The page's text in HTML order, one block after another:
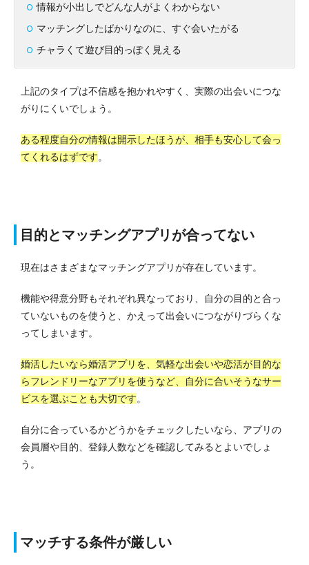
情報が小出しでどんな人がよくわからない
マッチングしたばかりなのに、すぐ会いたがる
チャラくて遊び目的っぽく見える
上記のタイプは不信感を抱かれやすく、実際の出会いにつな
がりにくいでしょう。
ある程度自分の情報は開示したほうが、相手も安心して会っ
てくれるはずです。
目的とマッチングアプリが合ってない
現在はさまざまなマッチングアプリが存在しています。
機能や得意分野もそれぞれ異なっており、自分の目的と合っ
ていないものを使うと、かえって出会いにつながりづらくな
ってしまいます。
婚活したいなら婚活アプリを、気軽な出会いや恋活が目的な
らフレンドリーなアプリを使うなど、自分に合いそうなサー
ビスを選ぶことも大切です。
自分に合っているかどうかをチェックしたいなら、アプリの
会員層や目的、登録人数などを確認してみるとよいでしょ
う。
マッチする条件が厳しい